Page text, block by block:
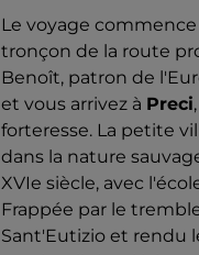
Le voyage
tronçon de la route
Benoît, patron de
et vous arrivez à Preci
forteresse. La petite
dans la nature
XVIe siècle, avec
Frappée par le
Sant'Eutizio et rendu